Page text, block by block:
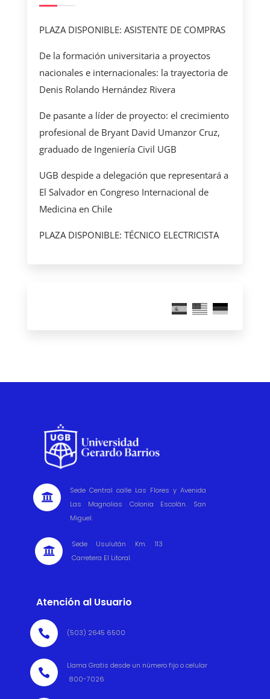
PLAZA DISPONIBLE: ASISTENTE DE COMPRAS
De la formación universitaria a proyectos
nacionales e internacionales: la trayectoria de
Denis Rolando Hernández Rivera
De pasante a líder de proyecto: el crecimiento
profesional de Bryant David Umanzor Cruz,
graduado de Ingeniería Civil UGB
UGB despide a delegación que representará a
El Salvador en Congreso Internacional de
Medicina en Chile
PLAZA DISPONIBLE: TÉCNICO ELECTRICISTA

Sede Central calle Las Flores y Avenida
Las Magnolias Colonia Escolán. San
Miguel.

Sede Usulután Km. 113
Carretera El Litoral.
Atención al Usuario
 (503) 2645 6500

Llama Gratis desde un número fijo o celular
800-7026